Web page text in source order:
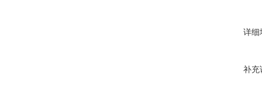
详细
补充